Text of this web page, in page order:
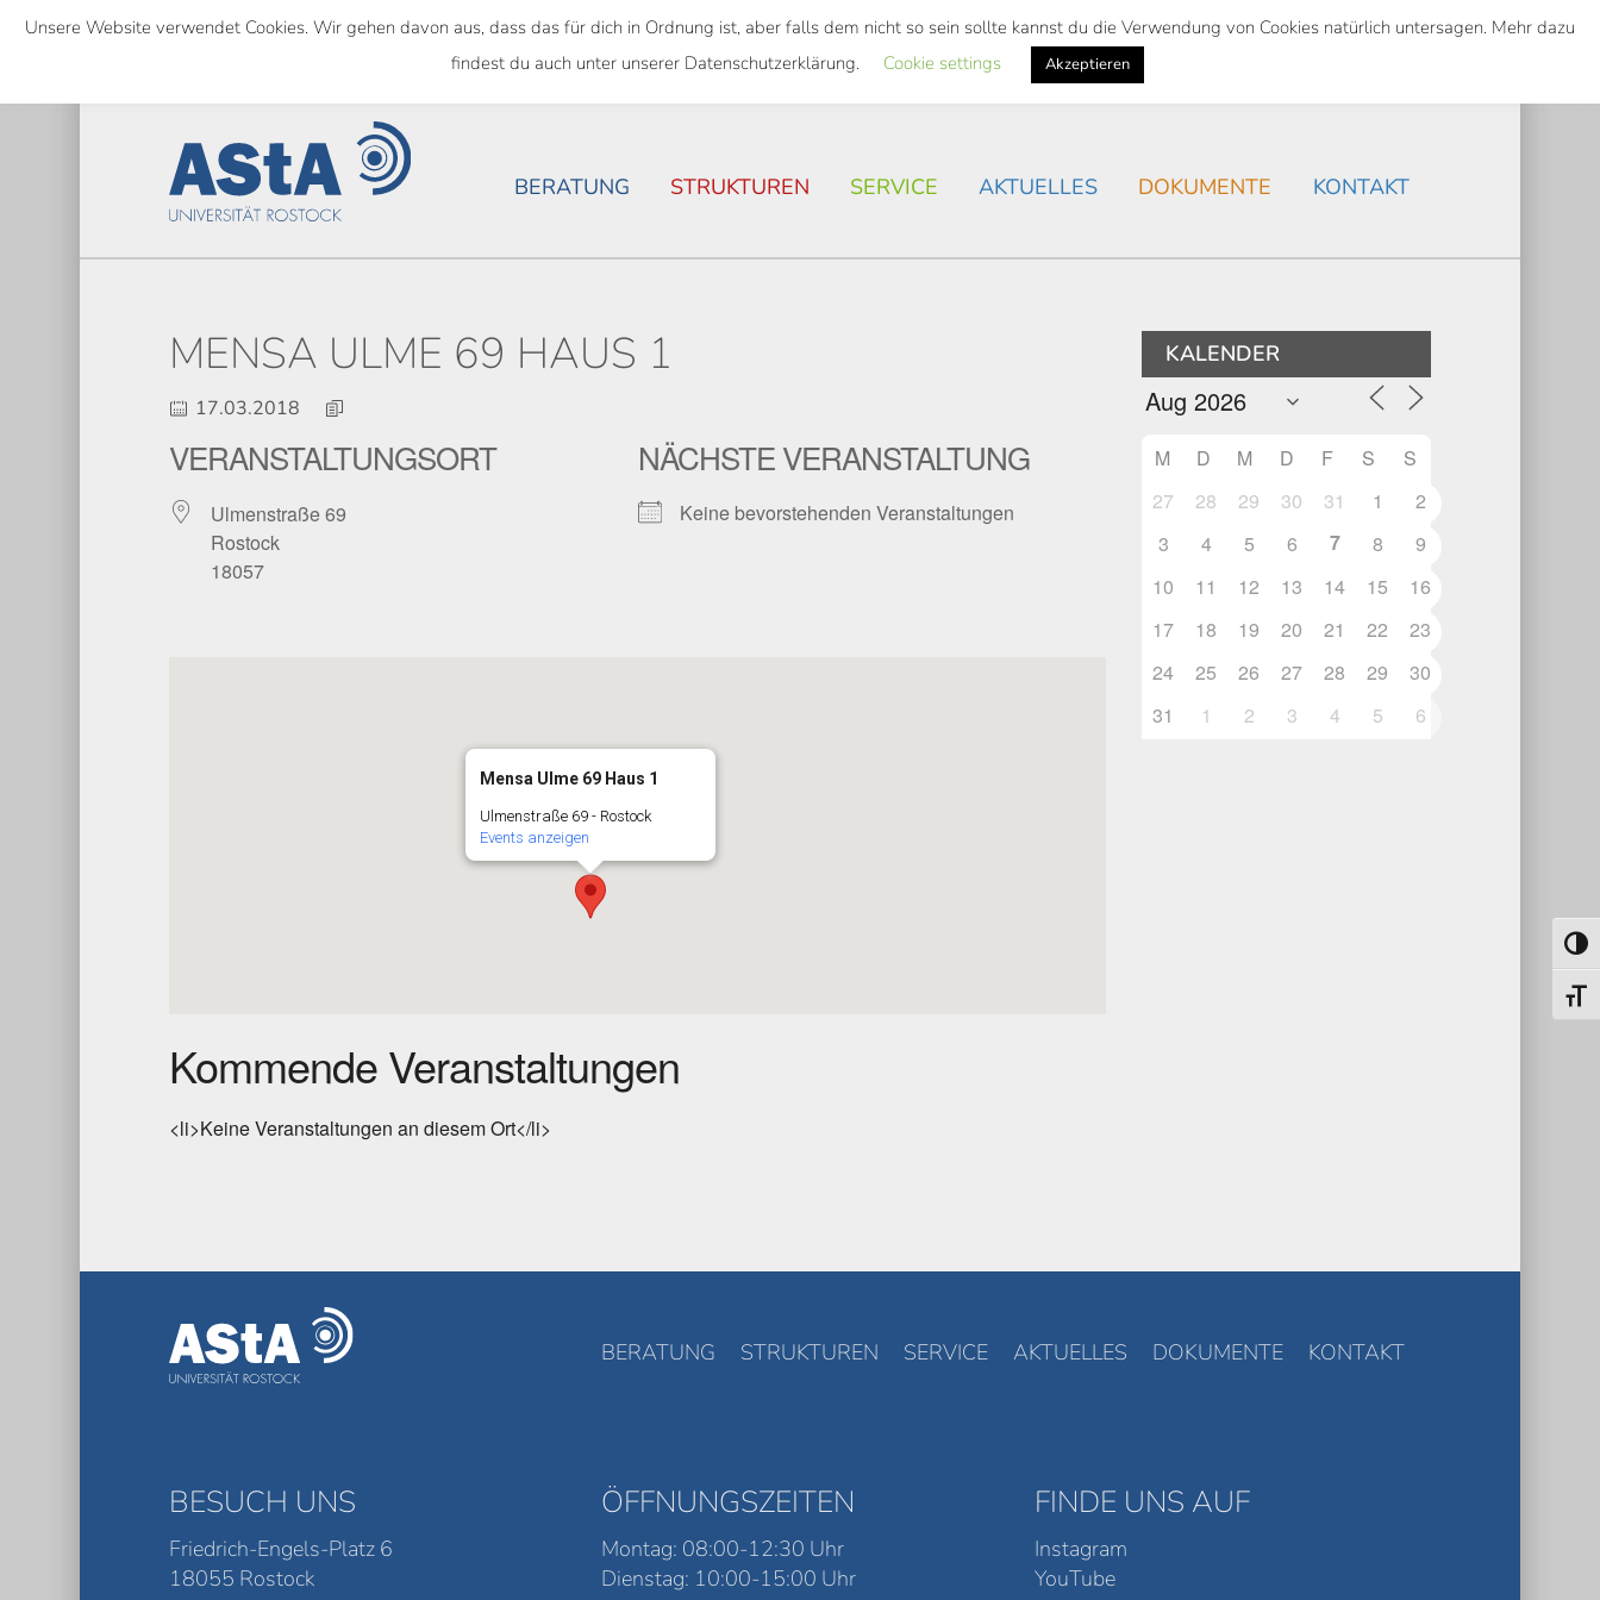
Skip
content
Suche
Search
SEMESTERTICKET ALS BUNDESWEITES TICKET AKTUELLES
BERATUNG STRUKTUREN SERVICE AKTUELLES DOKUMENTE KONTAKT
MENSA ULME 69 HAUS 1
17.03.2018
VERANSTALTUNGSORT
Ulmenstraße 69
Rostock
18057
NÄCHSTE VERANSTALTUNG
Keine bevorstehenden Veranstaltungen
Mensa Ulme 69 Haus 1
Ulmenstraße 69 - Rostock
Events anzeigen
Kommende Veranstaltungen
<li>Keine Veranstaltungen an diesem Ort</li>
KALENDER
M D M D F S
S
27
28 29 30 31 1
2
3
4 5 6 7 8
9
10
11 12 13 14 15
16
17
18 19 20 21 22
23
24
25 26 27 28 29
30
31
1 2 3 4 5 6
BERATUNG STRUKTUREN SERVICE AKTUELLES DOKUMENTE KONTAKT
BESUCH UNS
Friedrich-Engels-Platz 6
18055 Rostock
ÖFFNUNGSZEITEN
Montag: 08:00-12:30 Uhr
Dienstag: 10:00-15:00 Uhr
FINDE UNS AUF
Instagram
YouTube
Unsere Website verwendet Cookies. Wir gehen davon aus, dass das für dich in Ordnung ist, aber falls dem nicht so sein sollte kannst du die Verwendung von Cookies natürlich untersagen. Mehr dazu
findest du auch unter unserer Datenschutzerklärung.
Cookie settings Akzeptieren